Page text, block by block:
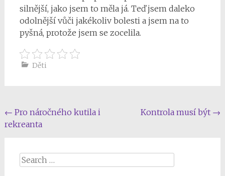
silnější, jako jsem to měla já. Teď jsem daleko
odolnější vůči jakékoliv bolesti a jsem na to
pyšná, protože jsem se zocelila.
Děti
Post
navigation
← Pro náročného kutila i
rekreanta
Kontrola musí být →
Search